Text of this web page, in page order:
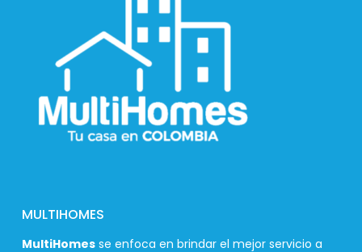
MULTIHOMES
MultiHomes se enfoca en brindar el mejor servicio a